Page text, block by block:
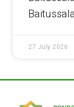
27 July 2026